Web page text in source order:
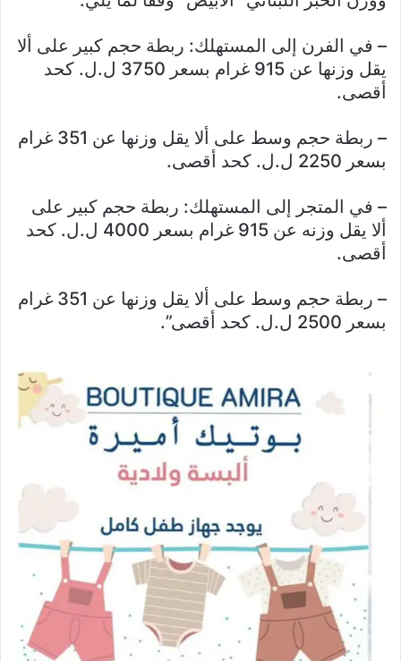
– في الفرن إلى المستهلك: ربطة حجم كبير على ألا
يقل وزنها عن 915 غرام بسعر 3750 ل.ل. كحد
أقصى.
– ربطة حجم وسط على ألا يقل وزنها عن 351 غرام
بسعر 2250 ل.ل. كحد أقصى.
– في المتجر إلى المستهلك: ربطة حجم كبير على
ألا يقل وزنه عن 915 غرام بسعر 4000 ل.ل. كحد
أقصى.
– ربطة حجم وسط على ألا يقل وزنها عن 351 غرام
بسعر 2500 ل.ل. كحد أقصى”.